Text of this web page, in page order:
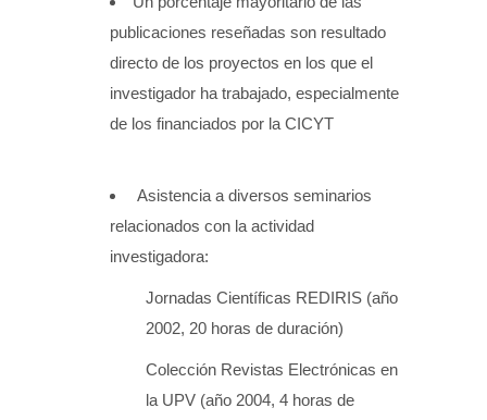
publicaciones reseñadas son resultado
directo de los proyectos en los que el
investigador ha trabajado, especialmente
de los financiados por la CICYT
Asistencia a diversos seminarios
relacionados con la actividad
investigadora:
Jornadas Científicas REDIRIS (año
2002, 20 horas de duración)
Colección Revistas Electrónicas en
la UPV (año 2004, 4 horas de